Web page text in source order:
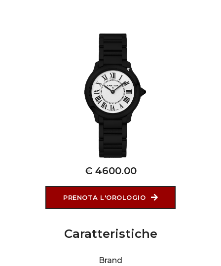
€ 4600.00
PRENOTA L'OROLOGIO
Caratteristiche
Brand